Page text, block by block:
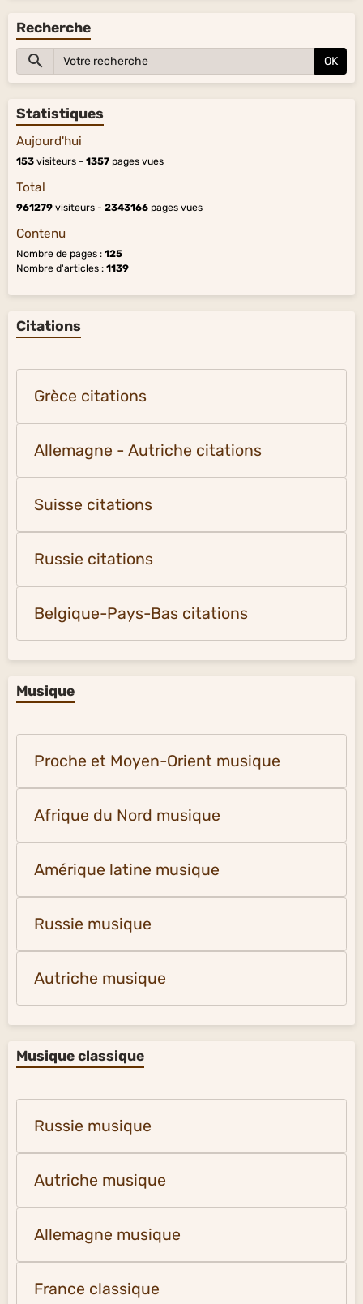
Recherche
OK
Statistiques
Aujourd'hui
153 visiteurs - 1357 pages vues
Total
961279 visiteurs - 2343166 pages vues
Contenu
Nombre de pages : 125
Nombre d'articles : 1139
Citations
Grèce citations
Allemagne - Autriche citations
Suisse citations
Russie citations
Belgique-Pays-Bas citations
Musique
Proche et Moyen-Orient musique
Afrique du Nord musique
Amérique latine musique
Russie musique
Autriche musique
Musique classique
Russie musique
Autriche musique
Allemagne musique
France classique